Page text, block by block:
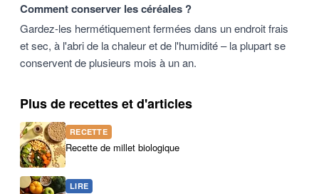
Comment conserver les céréales ?
Gardez-les hermétiquement fermées dans un endroit frais
et sec, à l'abri de la chaleur et de l'humidité – la plupart se
conservent de plusieurs mois à un an.
Plus de recettes et d'articles
RECETTE
Recette de millet biologique
LIRE